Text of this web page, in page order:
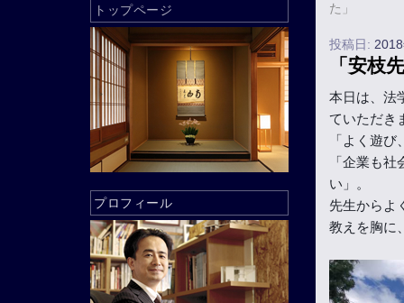
た」
投稿日:
「安枝
本日は、法
ていただき
「よく遊
「企業も
い」。
先生からよ
教えを胸に
トップページ
プロフィール